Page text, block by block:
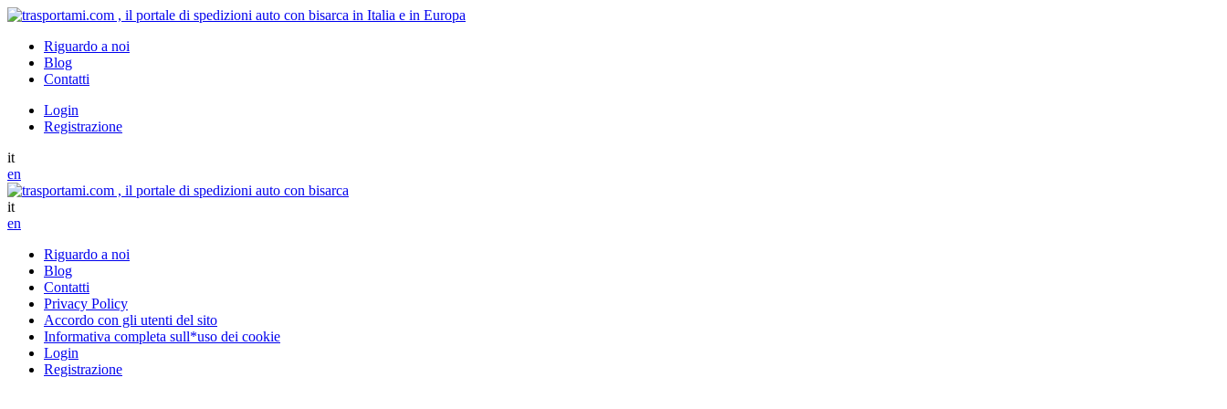
Riguardo a noi
Blog
Contatti
Login
Registrazione
it
en
it
en
Riguardo a noi
Blog
Contatti
Privacy Policy
Accordo con gli utenti del sito
Informativa completa sull*uso dei cookie
Login
Registrazione